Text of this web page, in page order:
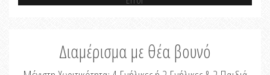
Διαμέρισμα με θέα βουνό